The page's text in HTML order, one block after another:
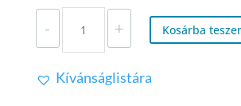
-
OILAGE
KONCENTRÁLT
RÁNCTALANÍTÓ
KRÉM
+ Kosárba
Kívánságlistára